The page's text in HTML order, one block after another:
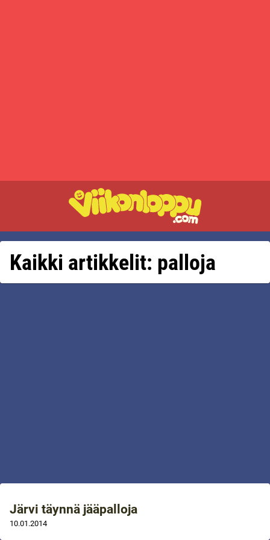
Kaikki artikkelit: palloja
Järvi täynnä jääpalloja
10.01.2014